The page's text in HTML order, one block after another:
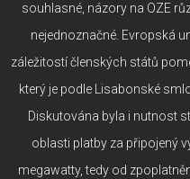
souhlasné, názory na OZE
nejednoznačné. Evropská
záležitostí členských států
který je podle Lisabonské
Diskutována byla i nutnost
oblasti platby za připojený
megawatty, tedy od